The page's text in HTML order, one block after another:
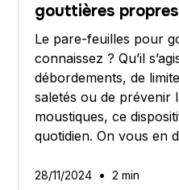
gouttières
Le pare-feuilles pour
connaissez ? Qu’il
débordements, de
saletés ou de prévenir
moustiques, ce
quotidien. On vous en
28/11/2024 • 2 min